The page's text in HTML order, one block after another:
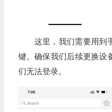
这里，我们需要用到
键。确保我们后续更换设
们无法登录。